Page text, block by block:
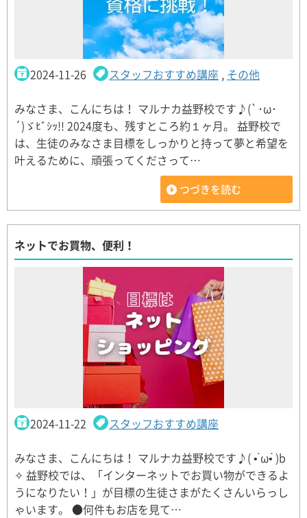
2024-11-26 スタッフおすすめ講座 , その他
みなさま、こんにちは！ マルナカ益野校です♪(`･ω･
´)ゞﾋﾞｼｯ!! 2024度も、残すところ約１ヶ月。 益野校で
は、生徒のみなさま目標をしっかりと持って夢と希望を
叶えるために、頑張ってくださって…
つづきを読む
ネットでお買物、便利！
2024-11-22 スタッフおすすめ講座
みなさま、こんにちは！ マルナカ益野校です♪( • ̀ω•́ )b
✧ 益野校では、「インターネットでお買い物ができるよ
うになりたい！」が目標の生徒さまがたくさんいらっし
ゃいます。 ●何件もお店を見て…